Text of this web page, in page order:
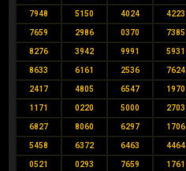
7948 5150 4024 4223
7659 2986 0370 7385
8276 3942 9991 5931
8633 6161 2536 7624
2417 4805 6547 1970
1171 0220 5000 2703
6827 8060 6297 1706
5458 6372 6463 4464
0521 0293 7659 1761